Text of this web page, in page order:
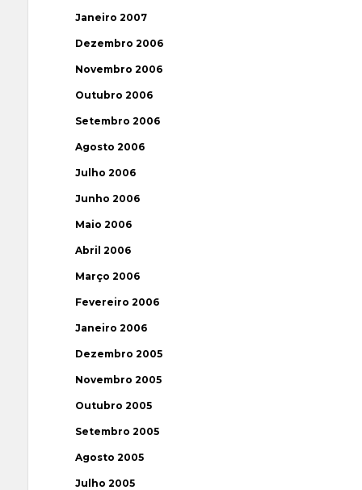
Janeiro 2007
Dezembro 2006
Novembro 2006
Outubro 2006
Setembro 2006
Agosto 2006
Julho 2006
Junho 2006
Maio 2006
Abril 2006
Março 2006
Fevereiro 2006
Janeiro 2006
Dezembro 2005
Novembro 2005
Outubro 2005
Setembro 2005
Agosto 2005
Julho 2005